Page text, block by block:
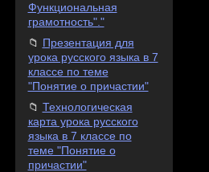
Функциональная
грамотность"."
Презентация для
урока русского языка в 7
классе по теме
"Понятие о причастии"
Технологическая
карта урока русского
языка в 7 классе по
теме "Понятие о
причастии"